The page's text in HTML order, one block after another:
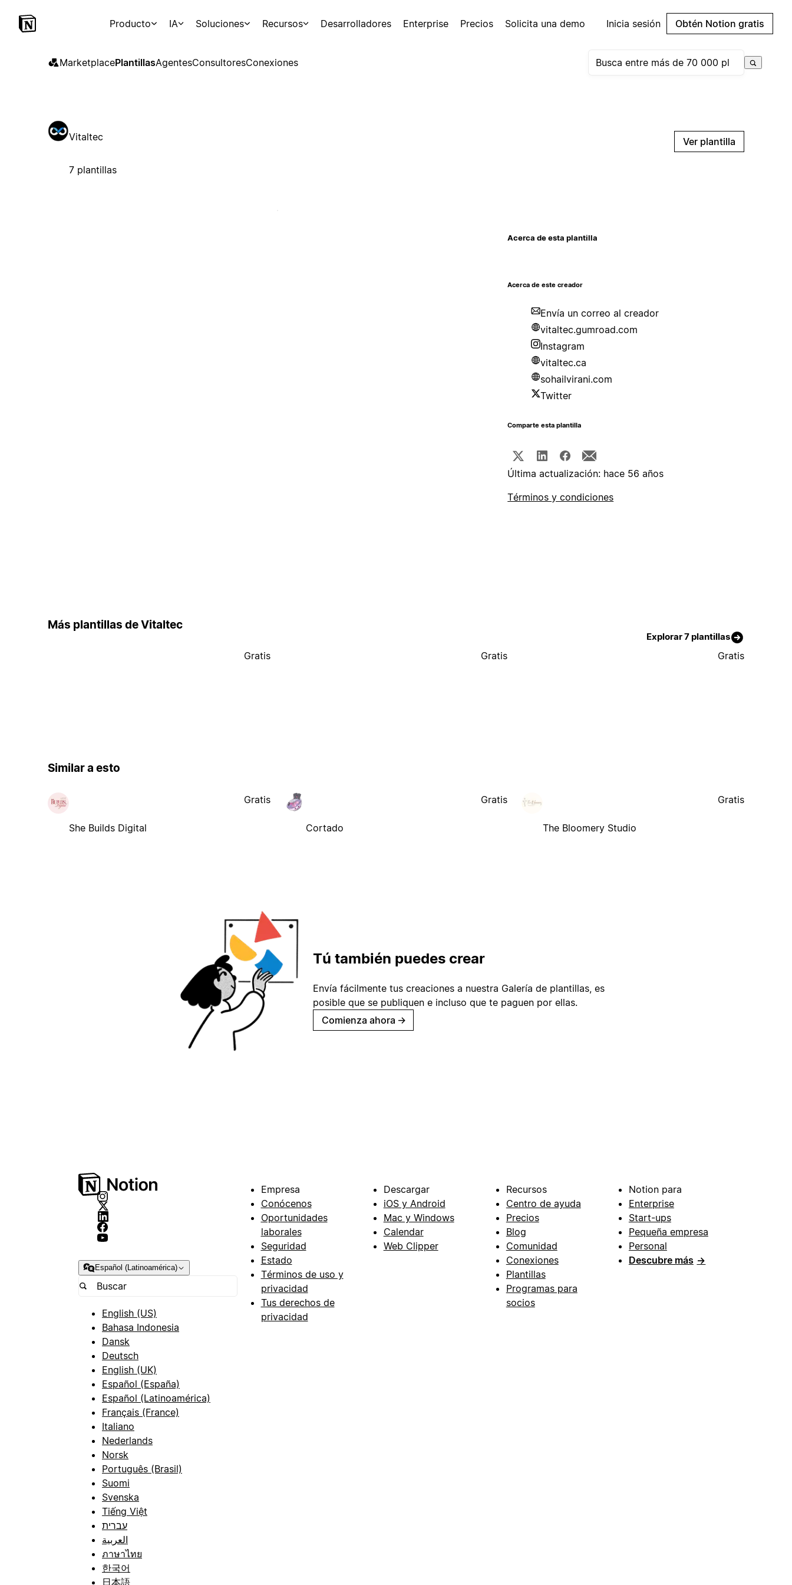
Producto IA Soluciones Recursos Desarrolladores Enterprise Precios Solicita una demo Inicia sesión Obtén Notion gratis
MarketplacePlantillasAgentesConsultoresConexiones
Vitaltec
7 plantillas
Ver plantilla
Acerca de esta plantilla
Acerca de este creador
Envía un correo al creador
vitaltec.gumroad.com
Instagram
vitaltec.ca
sohailvirani.com
Twitter
Comparte esta plantilla
Última actualización: hace 56 años
Términos y condiciones
Más plantillas de Vitaltec
Explorar 7 plantillas
Gratis Gratis Gratis
Similar a esto
She Builds Digital
Gratis
Cortado
Gratis
The Bloomery Studio
Gratis
Tú también puedes crear
Envía fácilmente tus creaciones a nuestra Galería de plantillas, es
posible que se publiquen e incluso que te paguen por ellas.
Comienza ahora →
Español (Latinoamérica)
English (US)
Bahasa Indonesia
Dansk
Deutsch
English (UK)
Español (España)
Español (Latinoamérica)
Français (France)
Italiano
Nederlands
Norsk
Português (Brasil)
Suomi
Svenska
Tiếng Việt
עברית
العربية
ภาษาไทย
한국어
日本語
Empresa
Conócenos
Oportunidades
laborales
Seguridad
Estado
Términos de uso y
privacidad
Tus derechos de
privacidad
Descargar
iOS y Android
Mac y Windows
Calendar
Web Clipper
Recursos
Centro de ayuda
Precios
Blog
Comunidad
Conexiones
Plantillas
Programas para
socios
Notion para
Enterprise
Start-ups
Pequeña empresa
Personal
Descubre más →